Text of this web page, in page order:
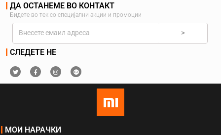
ДА ОСТАНЕМЕ ВО КОНТАКТ
Бидете во тек со специјални акции и промоции
>
СЛЕДЕТЕ НЕ
МОИ НАРАЧКИ